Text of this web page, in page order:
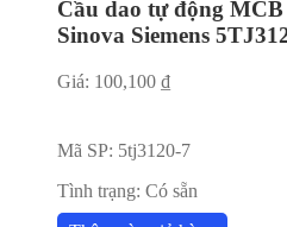
Cầu dao tự động
Sinova Siemens
Giá: 100,100 ₫
Mã SP: 5tj3120-7
Tình trạng: Có sẵn